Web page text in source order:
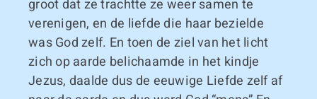
groot dat ze trachtte ze weer samen te
verenigen, en de liefde die haar bezielde
was God zelf. En toen de ziel van het licht
zich op aarde belichaamde in het kindje
Jezus, daalde dus de eeuwige Liefde zelf af